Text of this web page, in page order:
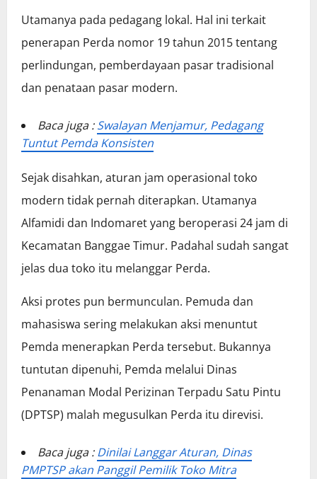
Utamanya pada pedagang lokal. Hal ini terkait
penerapan Perda nomor 19 tahun 2015 tentang
perlindungan, pemberdayaan pasar tradisional
dan penataan pasar modern.
Baca juga :Swalayan Menjamur, Pedagang
Tuntut Pemda Konsisten
Sejak disahkan, aturan jam operasional toko
modern tidak pernah diterapkan. Utamanya
Alfamidi dan Indomaret yang beroperasi 24 jam di
Kecamatan Banggae Timur. Padahal sudah sangat
jelas dua toko itu melanggar Perda.
Aksi protes pun bermunculan. Pemuda dan
mahasiswa sering melakukan aksi menuntut
Pemda menerapkan Perda tersebut. Bukannya
tuntutan dipenuhi, Pemda melalui Dinas
Penanaman Modal Perizinan Terpadu Satu Pintu
(DPTSP) malah megusulkan Perda itu direvisi.
Baca juga :Dinilai Langgar Aturan, Dinas
PMPTSP akan Panggil Pemilik Toko Mitra